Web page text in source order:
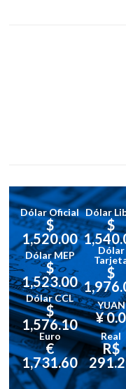
Dólar Oficial
$
1,520.00
Dólar
$
Dólar MEP
$
1,523.00
Dólar
$
Dólar CCL
$
1,576.10
YUAN
¥ 0.0
Euro
€
1,731.60
Real
R$